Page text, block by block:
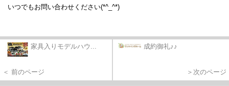
いつでもお問い合わせください(*^_^*)
家具入りモデルハウ...
＜ 前のページ
成約御礼♪♪
＞次のページ